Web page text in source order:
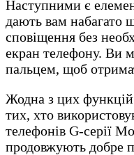
Наступними є
дають вам набагато
сповіщення без
екран телефону. Ви
пальцем, щоб
Жодна з цих
тих, хто
телефонів G-серії
продовжують добре